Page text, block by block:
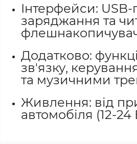
Інтерфейси: USB-
заряджання та
Додатково:
зв'язку,
та музичними
Живлення: від
автомобіля (12-24